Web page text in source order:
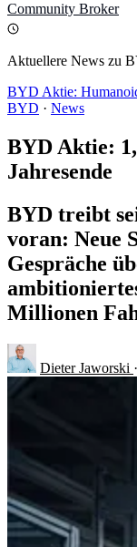
Community Broker
Aktuellere News zu
BYD Aktie:
BYD · News
BYD Aktie:
Jahresende
BYD treibt
voran: Neue
Gespräche
Millionen
Dieter Jaworski ·